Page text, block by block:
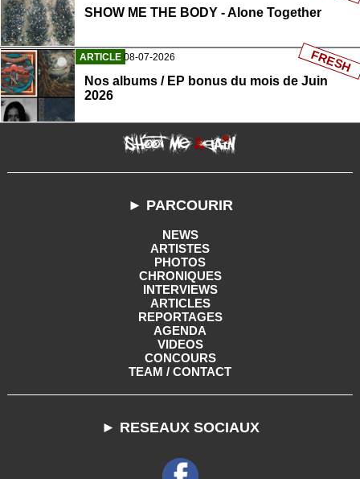
SHOW ME THE BODY - Alone Together
ARTICLE 08-07-2026
Nos albums / EP bonus du mois de Juin
2026
FRESH
► PARCOURIR
NEWS
ARTISTES
PHOTOS
CHRONIQUES
INTERVIEWS
ARTICLES
REPORTAGES
AGENDA
VIDEOS
CONCOURS
TEAM / CONTACT
► RESEAUX SOCIAUX